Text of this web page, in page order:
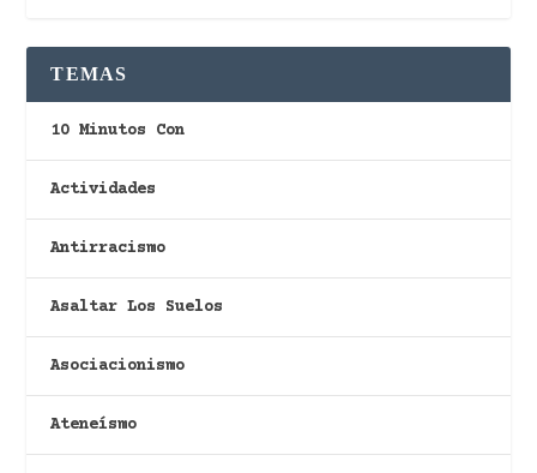
TEMAS
10 Minutos Con
Actividades
Antirracismo
Asaltar Los Suelos
Asociacionismo
Ateneísmo